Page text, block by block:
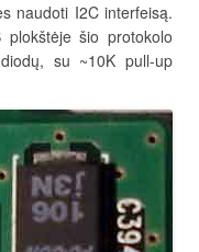
naudoti I2C interfeisą.
šio protokolo
su ~10K pull-up